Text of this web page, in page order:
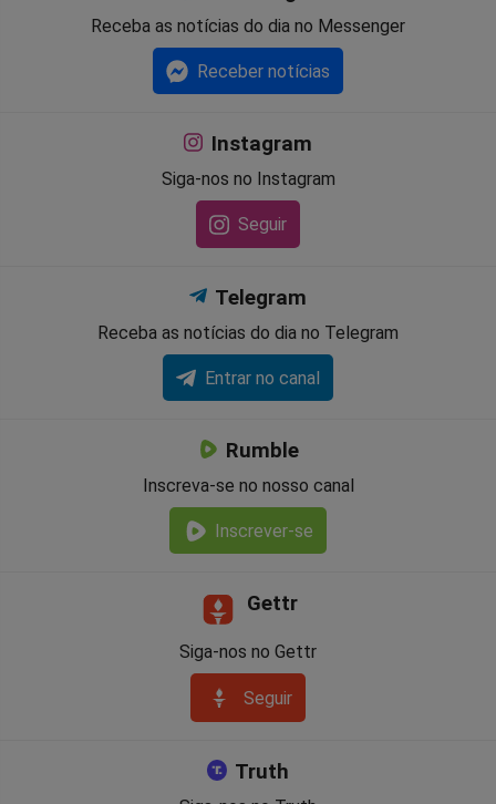
Receba as notícias do dia no Messenger
Receber notícias
Instagram
Siga-nos no Instagram
Seguir
Telegram
Receba as notícias do dia no Telegram
Entrar no canal
Rumble
Inscreva-se no nosso canal
Inscrever-se
Gettr
Siga-nos no Gettr
Seguir
Truth